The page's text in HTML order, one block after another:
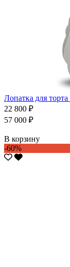
Лопатка для торта
22 800 ₽
57 000 ₽
В корзину
-60%